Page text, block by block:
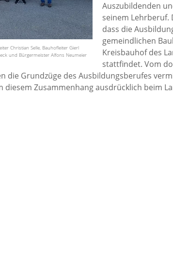
Christian Selle, Bauhofleiter Gierl
und Bürgermeister Alfons Neumeier
Auszubildenden
seinem Lehrberuf.
dass die
gemeindlichen
Kreisbauhof des
stattfindet. Vom
die Grundzüge des Ausbildungsberufes
diesem Zusammenhang ausdrücklich beim